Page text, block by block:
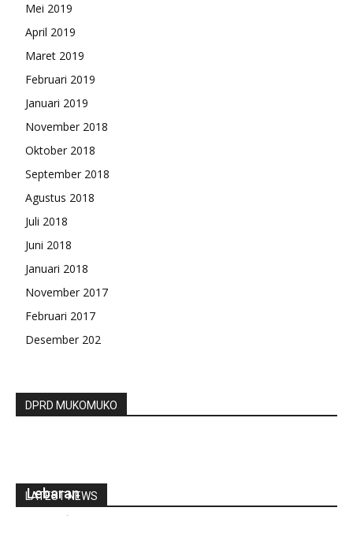
Mei 2019
April 2019
Maret 2019
Februari 2019
Januari 2019
November 2018
Oktober 2018
September 2018
Agustus 2018
Juli 2018
Juni 2018
Januari 2018
November 2017
Februari 2017
Desember 202
DPRD MUKOMUKO
LATEST NEWS
Lebaran
-